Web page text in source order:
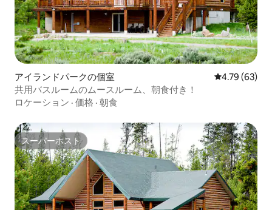
アイランドパークの個室 レビュー63
4.79 (63)
共用バスルームのムースルーム、朝食付き！
ロケーション · 価格 · 朝食
スーパーホスト
スーパーホスト